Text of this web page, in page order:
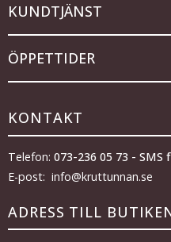
KUNDTJÄNST
ÖPPETTIDER
KONTAKT
Telefon: 073-236 05 73 - SMS
E-post: info@kruttunnan.se
ADRESS TILL